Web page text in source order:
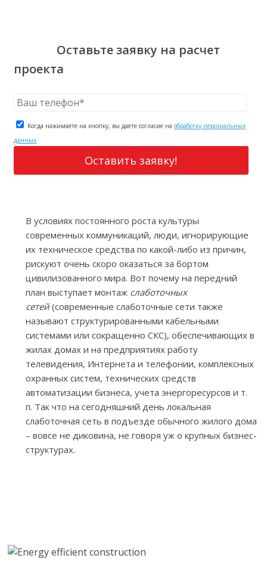
Оставьте заявку на расчет
проекта
Когда нажимаете на кнопку, вы даете согласие наобработку персональных
данных
В условиях постоянного роста культуры
современных коммуникаций, люди, игнорирующие
их техническое средства по какой-либо из причин,
рискуют очень скоро оказаться за бортом
цивилизованного мира. Вот почему на передний
план выступает монтаж слаботочных
сетей (современные слаботочные сети также
называют структурированными кабельными
системами или сокращенно СКС), обеспечивающих в
жилах домах и на предприятиях работу
телевидения, Интернета и телефонии, комплексных
охранных систем, технических средств
автоматизации бизнеса, учета энергоресурсов и т.
п. Так что на сегодняшний день локальная
cлаботочная сеть в подъезде обычного жилого дома
– вовсе не диковина, не говоря уж о крупных бизнес-
структурах.